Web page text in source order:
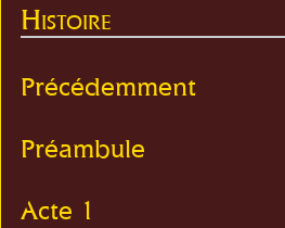
Histoire
Précédemment
Préambule
Acte 1